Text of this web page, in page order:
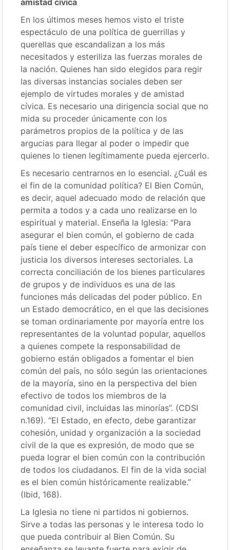
amistad cívica
En los últimos meses hemos visto el triste
espectáculo de una política de guerrillas y
querellas que escandalizan a los más
necesitados y esteriliza las fuerzas morales de
la nación. Quienes han sido elegidos para regir
las diversas instancias sociales deben ser
ejemplo de virtudes morales y de amistad
cívica. Es necesario una dirigencia social que no
mida su proceder únicamente con los
parámetros propios de la política y de las
argucias para llegar al poder o impedir que
quienes lo tienen legítimamente pueda ejercerlo.
Es necesario centrarnos en lo esencial. ¿Cuál es
el fin de la comunidad política? El Bien Común,
es decir, aquel adecuado modo de relación que
permita a todos y a cada uno realizarse en lo
espiritual y material. Enseña la Iglesia: “Para
asegurar el bien común, el gobierno de cada
país tiene el deber específico de armonizar con
justicia los diversos intereses sectoriales. La
correcta conciliación de los bienes particulares
de grupos y de individuos es una de las
funciones más delicadas del poder público. En
un Estado democrático, en el que las decisiones
se toman ordinariamente por mayoría entre los
representantes de la voluntad popular, aquellos
a quienes compete la responsabilidad de
gobierno están obligados a fomentar el bien
común del país, no sólo según las orientaciones
de la mayoría, sino en la perspectiva del bien
efectivo de todos los miembros de la
comunidad civil, incluidas las minorías”. (CDSI
n.169). “El Estado, en efecto, debe garantizar
cohesión, unidad y organización a la sociedad
civil de la que es expresión, de modo que se
pueda lograr el bien común con la contribución
de todos los ciudadanos. El fin de la vida social
es el bien común históricamente realizable.”
(Ibid, 168).
La Iglesia no tiene ni partidos ni gobiernos.
Sirve a todas las personas y le interesa todo lo
que pueda contribuir al Bien Común. Su